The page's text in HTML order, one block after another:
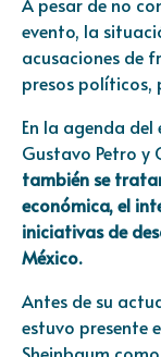
evento, la
acusaciones de
presos políticos,
En la agenda
Gustavo Petro y
también se
económica, el
iniciativas de
México.
Antes de su
estuvo presente